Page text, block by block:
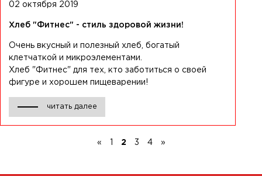
02 октября 2019
Хлеб "Фитнес" - стиль здоровой жизни!
Очень вкусный и полезный хлеб, богатый
клетчаткой и микроэлементами.
Хлеб "Фитнес" для тех, кто заботиться о своей
фигуре и хорошем пищеварении!
читать далее
« 2 3 4 »